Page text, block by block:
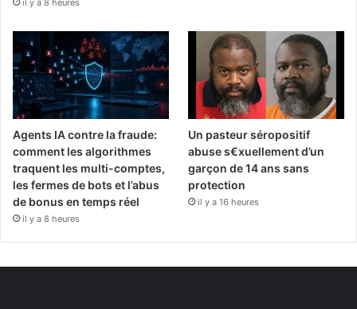
il y a 8 heures
Agents IA contre la fraude:
comment les algorithmes
traquent les multi-comptes,
les fermes de bots et l’abus
de bonus en temps réel
il y a 8 heures
Un pasteur séropositif
abuse s€xuellement d’un
garçon de 14 ans sans
protection
il y a 16 heures